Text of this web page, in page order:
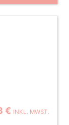
€ INKL. MWST.